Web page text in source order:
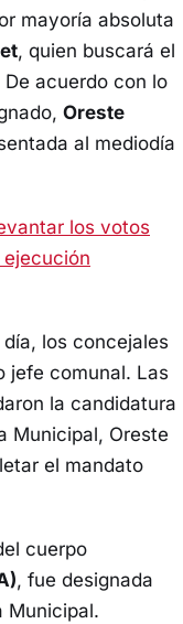
mayoría absoluta
, quien buscará el
De acuerdo con lo
Oreste
al mediodía
los votos
los concejales
jefe comunal. Las
la candidatura
Municipal, Oreste
el mandato
cuerpo
, fue designada
Municipal.